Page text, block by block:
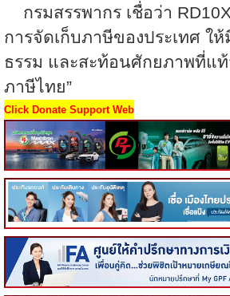
กรมสรรพากร เชื่อว่า
การจัดเก็บภาษีของประเทศ ใ
ธรรม และสะท้อนศักยภาพที่แท้
ภาษีไทย”
Click Donate Support Web